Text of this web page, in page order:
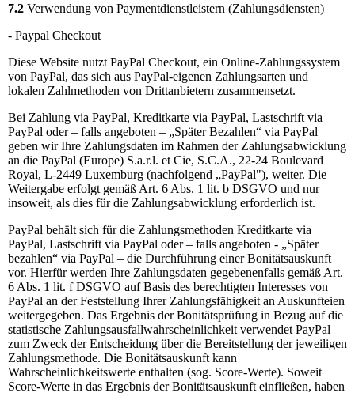
7.2 Verwendung von Paymentdienstleistern (Zahlungsdiensten)
- Paypal Checkout
Diese Website nutzt PayPal Checkout, ein Online-Zahlungssystem
von PayPal, das sich aus PayPal-eigenen Zahlungsarten und
lokalen Zahlmethoden von Drittanbietern zusammensetzt.
Bei Zahlung via PayPal, Kreditkarte via PayPal, Lastschrift via
PayPal oder – falls angeboten – „Später Bezahlen“ via PayPal
geben wir Ihre Zahlungsdaten im Rahmen der Zahlungsabwicklung
an die PayPal (Europe) S.a.r.l. et Cie, S.C.A., 22-24 Boulevard
Royal, L-2449 Luxemburg (nachfolgend „PayPal"), weiter. Die
Weitergabe erfolgt gemäß Art. 6 Abs. 1 lit. b DSGVO und nur
insoweit, als dies für die Zahlungsabwicklung erforderlich ist.
PayPal behält sich für die Zahlungsmethoden Kreditkarte via
PayPal, Lastschrift via PayPal oder – falls angeboten - „Später
bezahlen“ via PayPal – die Durchführung einer Bonitätsauskunft
vor. Hierfür werden Ihre Zahlungsdaten gegebenenfalls gemäß Art.
6 Abs. 1 lit. f DSGVO auf Basis des berechtigten Interesses von
PayPal an der Feststellung Ihrer Zahlungsfähigkeit an Auskunfteien
weitergegeben. Das Ergebnis der Bonitätsprüfung in Bezug auf die
statistische Zahlungsausfallwahrscheinlichkeit verwendet PayPal
zum Zweck der Entscheidung über die Bereitstellung der jeweiligen
Zahlungsmethode. Die Bonitätsauskunft kann
Wahrscheinlichkeitswerte enthalten (sog. Score-Werte). Soweit
Score-Werte in das Ergebnis der Bonitätsauskunft einfließen, haben